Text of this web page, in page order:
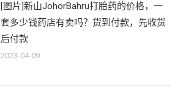
[图片]新山JohorBahru打胎药的价格，一
套多少钱药店有卖吗？货到付款，先收货
后付款
2023-04-09